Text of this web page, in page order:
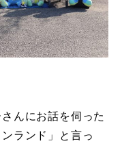
んにお話を伺った
ランド」と言っ